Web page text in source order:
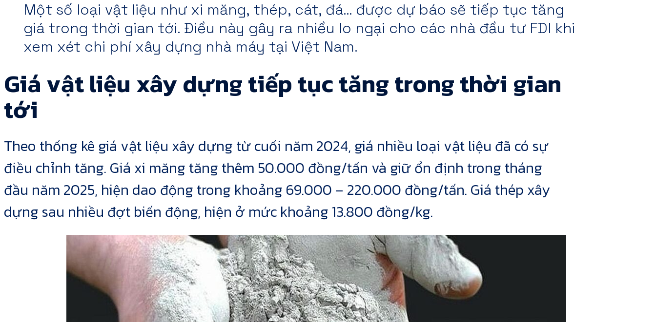
Một số loại vật liệu như xi măng, thép, cát, đá… được dự báo sẽ tiếp tục tăng
giá trong thời gian tới. Điều này gây ra nhiều lo ngại cho các nhà đầu tư FDI khi
xem xét chi phí xây dựng nhà máy tại Việt Nam.
Giá vật liệu xây dựng tiếp tục tăng trong thời gian
tới
Theo thống kê giá vật liệu xây dựng từ cuối năm 2024, giá nhiều loại vật liệu đã có sự
điều chỉnh tăng. Giá xi măng tăng thêm 50.000 đồng/tấn và giữ ổn định trong tháng
đầu năm 2025, hiện dao động trong khoảng 69.000 – 220.000 đồng/tấn. Giá thép xây
dựng sau nhiều đợt biến động, hiện ở mức khoảng 13.800 đồng/kg.